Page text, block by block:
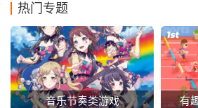
热门专题
音乐节奏类游戏 有